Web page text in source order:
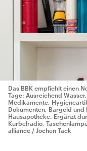
Das BBK empfiehlt einen
Tage: Ausreichend
Medikamente,
Dokumenten, Bargeld und
Hausapotheke. Ergänzt
Kurbelradio,
alliance / Jochen Tack